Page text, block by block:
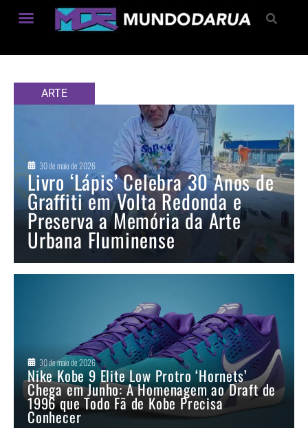
ARTE
30 de maio de 2026
Livro ‘Lápis’ Celebra 30 Anos de
Graffiti em Volta Redonda e
Preserva a Memória da Arte
Urbana Fluminense
30 de maio de 2026
Nike Kobe 9 Elite Low Protro ‘Hornets’
Chega em Junho: A Homenagem ao Draft de
1996 que Todo Fã de Kobe Precisa
Conhecer